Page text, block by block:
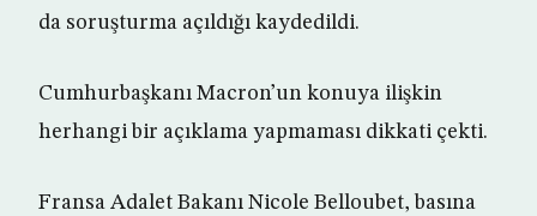
da soruşturma açıldığı kaydedildi.
Cumhurbaşkanı Macron’un konuya ilişkin
herhangi bir açıklama yapmaması dikkati çekti.
Fransa Adalet Bakanı Nicole Belloubet, basına